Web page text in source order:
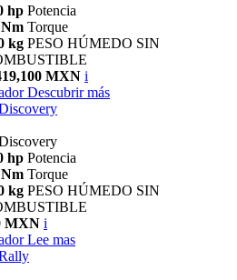
hp Potencia
Torque
kg PESO HÚMEDO SIN
MXN i
Descubrir más
hp Potencia
Torque
kg PESO HÚMEDO SIN
MXN i
Lee mas